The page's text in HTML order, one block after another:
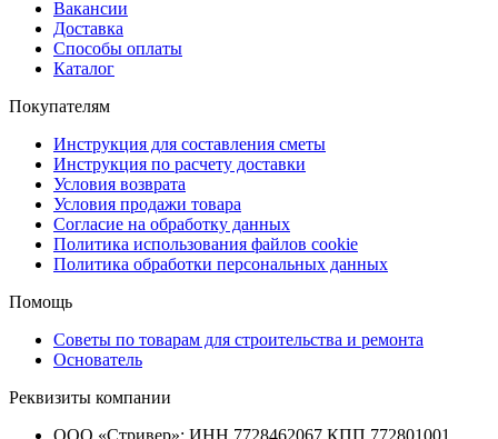
Вакансии
Доставка
Способы оплаты
Каталог
Покупателям
Инструкция для составления сметы
Инструкция по расчету доставки
Условия возврата
Условия продажи товара
Согласие на обработку данных
Политика использования файлов cookie
Политика обработки персональных данных
Помощь
Советы по товарам для строительства и ремонта
Основатель
Реквизиты компании
ООО «Стривер»: ИНН 7728462067 КПП 772801001